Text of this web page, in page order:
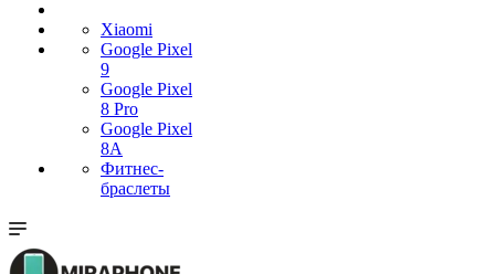
Xiaomi
Google Pixel
9
Google Pixel
8 Pro
Google Pixel
8A
Фитнес-
браслеты